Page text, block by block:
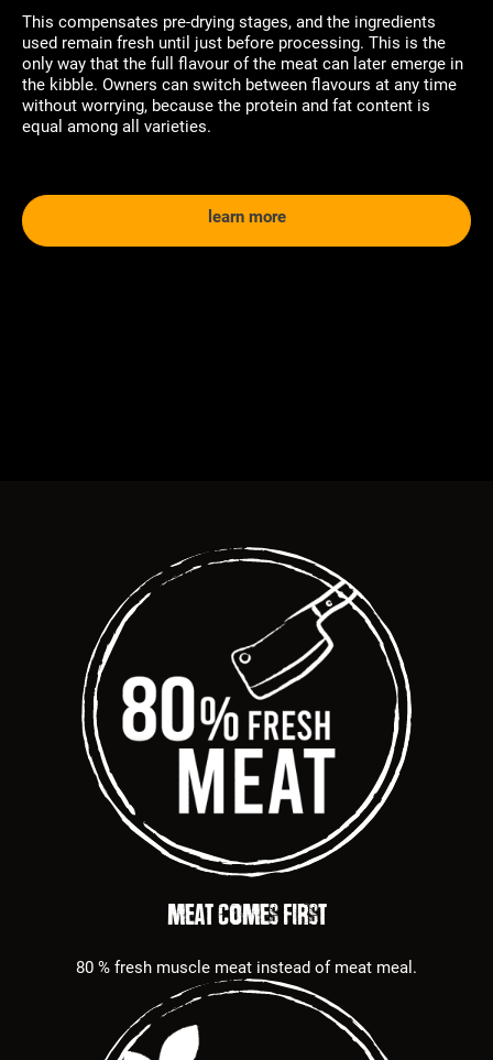
This compensates pre-drying stages, and the ingredients
used remain fresh until just before processing. This is the
only way that the full flavour of the meat can later emerge in
the kibble. Owners can switch between flavours at any time
without worrying, because the protein and fat content is
equal among all varieties.
learn more
MEAT COMES FIRST
80 % fresh muscle meat instead of meat meal.